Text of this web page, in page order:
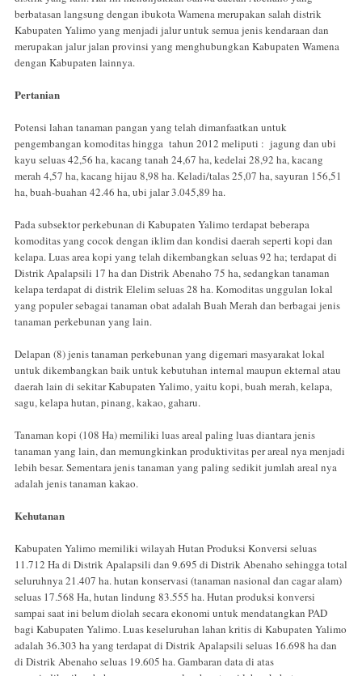
berbatasan langsung dengan ibukota Wamena merupakan salah distrik
Kabupaten Yalimo yang menjadi jalur untuk semua jenis kendaraan dan
merupakan jalur jalan provinsi yang menghubungkan Kabupaten Wamena
dengan Kabupaten lainnya.
Pertanian
Potensi lahan tanaman pangan yang telah dimanfaatkan untuk
pengembangan komoditas hingga tahun 2012 meliputi : jagung dan ubi
kayu seluas 42,56 ha, kacang tanah 24,67 ha, kedelai 28,92 ha, kacang
merah 4,57 ha, kacang hijau 8,98 ha. Keladi/talas 25,07 ha, sayuran 156,51
ha, buah-buahan 42.46 ha, ubi jalar 3.045,89 ha.
Pada subsektor perkebunan di Kabupaten Yalimo terdapat beberapa
komoditas yang cocok dengan iklim dan kondisi daerah seperti kopi dan
kelapa. Luas area kopi yang telah dikembangkan seluas 92 ha; terdapat di
Distrik Apalapsili 17 ha dan Distrik Abenaho 75 ha, sedangkan tanaman
kelapa terdapat di distrik Elelim seluas 28 ha. Komoditas unggulan lokal
yang populer sebagai tanaman obat adalah Buah Merah dan berbagai jenis
tanaman perkebunan yang lain.
Delapan (8) jenis tanaman perkebunan yang digemari masyarakat lokal
untuk dikembangkan baik untuk kebutuhan internal maupun ekternal atau
daerah lain di sekitar Kabupaten Yalimo, yaitu kopi, buah merah, kelapa,
sagu, kelapa hutan, pinang, kakao, gaharu.
Tanaman kopi (108 Ha) memiliki luas areal paling luas diantara jenis
tanaman yang lain, dan memungkinkan produktivitas per areal nya menjadi
lebih besar. Sementara jenis tanaman yang paling sedikit jumlah areal nya
adalah jenis tanaman kakao.
Kehutanan
Kabupaten Yalimo memiliki wilayah Hutan Produksi Konversi seluas
11.712 Ha di Distrik Apalapsili dan 9.695 di Distrik Abenaho sehingga total
seluruhnya 21.407 ha. hutan konservasi (tanaman nasional dan cagar alam)
seluas 17.568 Ha, hutan lindung 83.555 ha. Hutan produksi konversi
sampai saat ini belum diolah secara ekonomi untuk mendatangkan PAD
bagi Kabupaten Yalimo. Luas keseluruhan lahan kritis di Kabupaten Yalimo
adalah 36.303 ha yang terdapat di Distrik Apalapsili seluas 16.698 ha dan
di Distrik Abenaho seluas 19.605 ha. Gambaran data di atas